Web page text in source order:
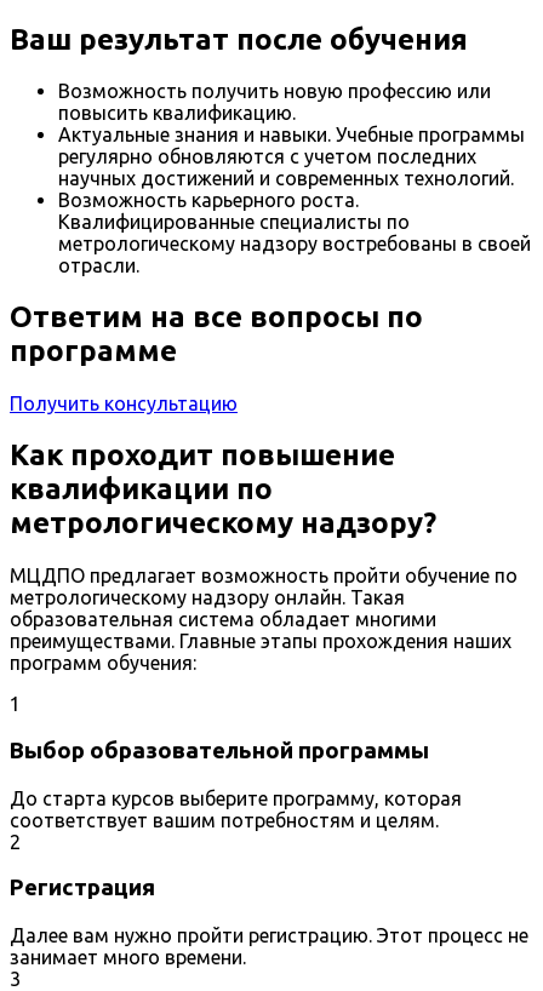
Ваш результат после обучения
Возможность получить новую профессию или
повысить квалификацию.
Актуальные знания и навыки. Учебные программы
регулярно обновляются с учетом последних
научных достижений и современных технологий.
Возможность карьерного роста.
Квалифицированные специалисты по
метрологическому надзору востребованы в своей
отрасли.
Ответим на все вопросы по
программе
Получить консультацию
Как проходит повышение
квалификации по
метрологическому надзору?
МЦДПО предлагает возможность пройти обучение по
метрологическому надзору онлайн. Такая
образовательная система обладает многими
преимуществами. Главные этапы прохождения наших
программ обучения:
1
Выбор образовательной программы
До старта курсов выберите программу, которая
соответствует вашим потребностям и целям.
2
Регистрация
Далее вам нужно пройти регистрацию. Этот процесс не
занимает много времени.
3